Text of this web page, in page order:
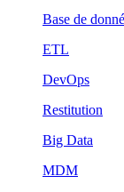
Base de
ETL
DevOps
Restitution
Big Data
MDM